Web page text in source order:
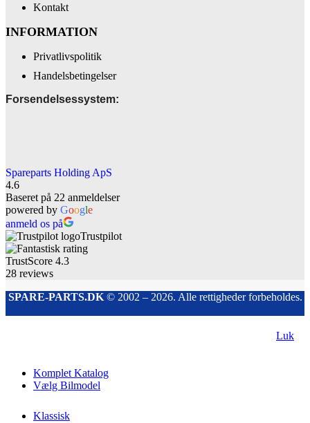
Kontakt
INFORMATION
Privatlivspolitik
Handelsbetingelser
Forsendelsessystem:
Spareparts Holding ApS
4.6
Baseret på 22 anmeldelser
powered by Google
anmeld os på
Trustpilot
TrustScore 4.3
28 reviews
SPARE-PARTS.DK© 2002 – 2026. Alle rettigheder forbeholdes.
Luk
Komplet Katalog
Vælg Bilmodel
Klassisk